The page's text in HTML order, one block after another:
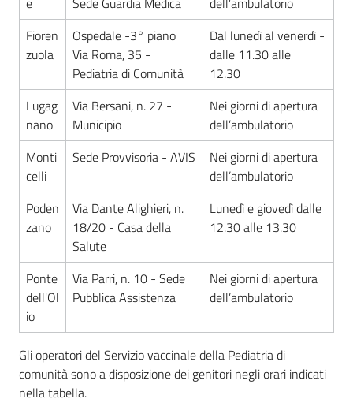
Fioren
zuola
Ospedale -3° piano
Via Roma, 35 -
Pediatria di Comunità
Dal lunedì al venerdì -
dalle 11.30 alle
12.30
Lugag
nano
Via Bersani, n. 27 -
Municipio
Nei giorni di apertura
dell’ambulatorio
Monti
celli
Sede Provvisoria - AVIS
Nei giorni di apertura
dell’ambulatorio
Poden
zano
Via Dante Alighieri, n.
18/20 - Casa della
Salute
Lunedì e giovedì dalle
12.30 alle 13.30
Ponte
dell'Ol
io
Via Parri, n. 10 - Sede
Pubblica Assistenza
Nei giorni di apertura
dell’ambulatorio
Gli operatori del Servizio vaccinale della Pediatria di
comunità sono a disposizione dei genitori negli orari indicati
nella tabella.